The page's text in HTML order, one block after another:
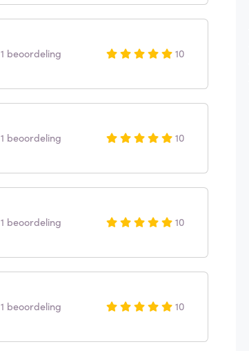
1 beoordeling 10
1 beoordeling 10
1 beoordeling 10
1 beoordeling 10